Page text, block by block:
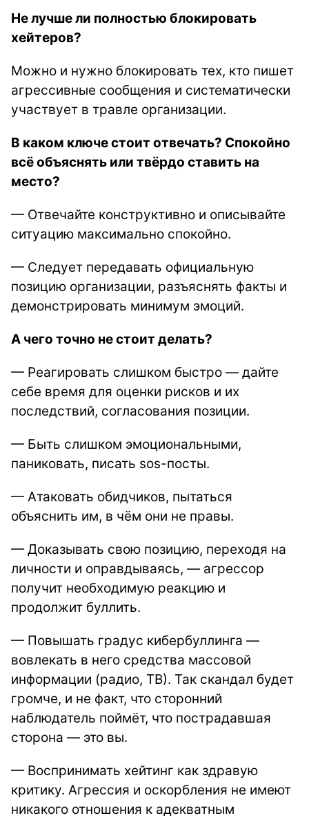
Не лучше ли полностью блокировать
хейтеров?
Можно и нужно блокировать тех, кто пишет
агрессивные сообщения и систематически
участвует в травле организации.
В каком ключе стоит отвечать? Спокойно
всё объяснять или твёрдо ставить на
место?
— Отвечайте конструктивно и описывайте
ситуацию максимально спокойно.
— Следует передавать официальную
позицию организации, разъяснять факты и
демонстрировать минимум эмоций.
А чего точно не стоит делать?
— Реагировать слишком быстро — дайте
себе время для оценки рисков и их
последствий, согласования позиции.
— Быть слишком эмоциональными,
паниковать, писать sos-посты.
— Атаковать обидчиков, пытаться
объяснить им, в чём они не правы.
— Доказывать свою позицию, переходя на
личности и оправдываясь, — агрессор
получит необходимую реакцию и
продолжит буллить.
— Повышать градус кибербуллинга —
вовлекать в него средства массовой
информации (радио, ТВ). Так скандал будет
громче, и не факт, что сторонний
наблюдатель поймёт, что пострадавшая
сторона — это вы.
— Воспринимать хейтинг как здравую
критику. Агрессия и оскорбления не имеют
никакого отношения к адекватным